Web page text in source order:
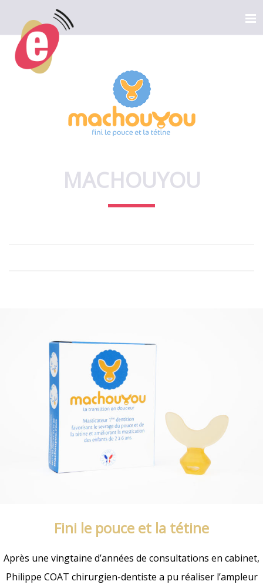
MACHOUYOU
Fini le pouce et la tétine
Après une vingtaine d’années de consultations en cabinet,
Philippe COAT chirurgien-dentiste a pu réaliser l’ampleur